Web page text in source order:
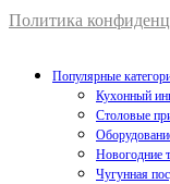
Политика
Популярные
Кухонный
Столовые
Новогодние
Чугунная